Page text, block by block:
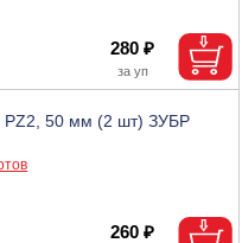
280 ₽
PZ2, 50 мм (2 шт) ЗУБР
260 ₽